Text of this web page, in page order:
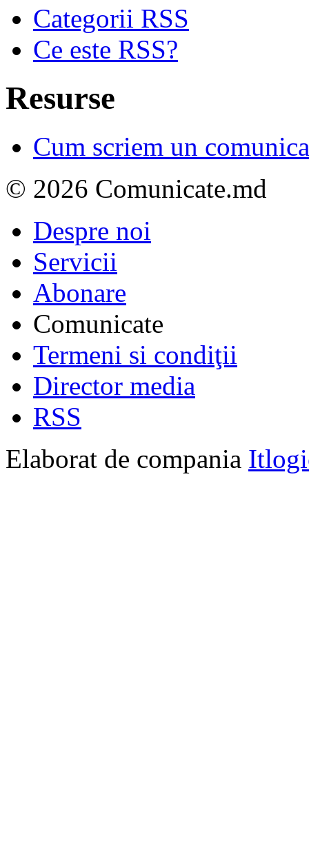
Categorii RSS
Ce este RSS?
Resurse
Cum scriem un
© 2026 Comunicate.md
Despre noi
Servicii
Abonare
Comunicate
Termeni si condiţii
Director media
RSS
Elaborat de compania